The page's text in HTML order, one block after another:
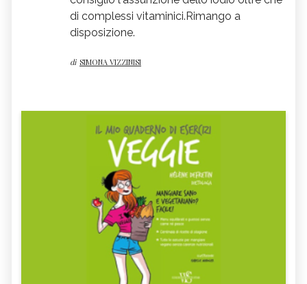
di complessi vitaminici.Rimango a
disposizione.
di SIMONA VIZZINISI